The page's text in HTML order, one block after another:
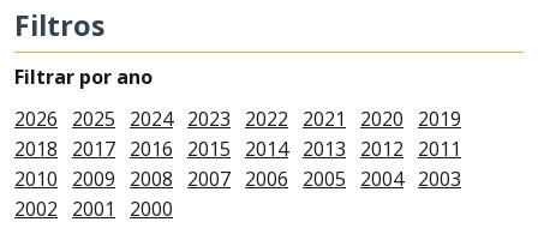
Filtros
Filtrar por ano
2026
2025 2024 2023 2022 2021 2020
2019
2018
2017 2016 2015 2014 2013 2012
2011
2010
2009 2008 2007 2006 2005 2004 2003
2002
2001 2000